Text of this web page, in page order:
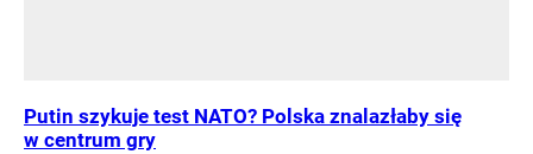
Putin szykuje test NATO? Polska znalazłaby się
w centrum gry